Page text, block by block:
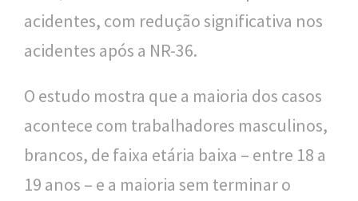
acidentes, com redução significativa nos
acidentes após a NR-36.
O estudo mostra que a maioria dos casos
acontece com trabalhadores masculinos,
brancos, de faixa etária baixa – entre 18 a
19 anos – e a maioria sem terminar o